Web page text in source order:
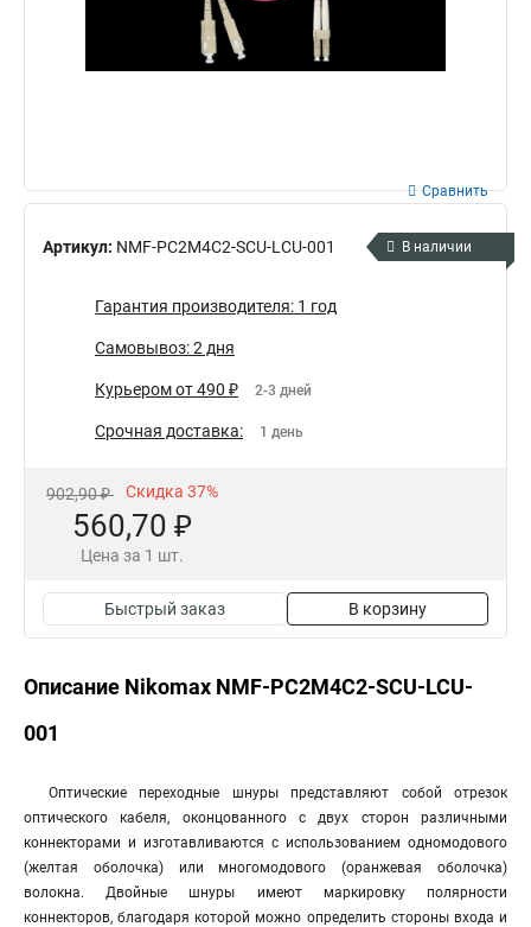
Артикул: NMF-PC2M4C2-SCU-LCU-001
Сравнить
В наличии
Гарантия производителя: 1 год
Самовывоз: 2 дня
Курьером от 490 ₽ 2-3 дней
Срочная доставка: 1 день
902,90 ₽ Скидка 37%
560,70 ₽
Цена за 1 шт.
Быстрый заказ В корзину
Описание Nikomax NMF-PC2M4C2-SCU-LCU-
001
Оптические переходные шнуры представляют собой отрезок
оптического кабеля, оконцованного с двух сторон различными
коннекторами и изготавливаются с использованием одномодового
(желтая оболочка) или многомодового (оранжевая оболочка)
волокна. Двойные шнуры имеют маркировку полярности
коннекторов, благодаря которой можно определить стороны входа и